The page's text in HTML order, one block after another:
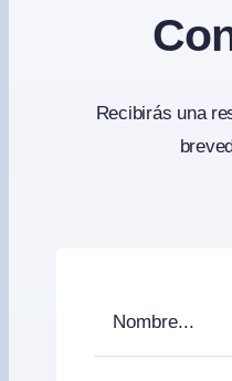
Recibirás una